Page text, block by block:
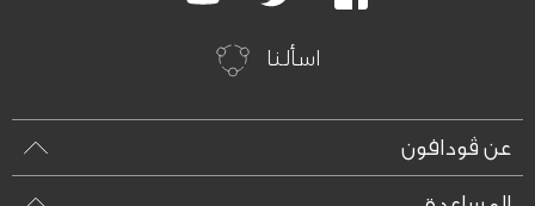
اسألنا
عن ڤودافون